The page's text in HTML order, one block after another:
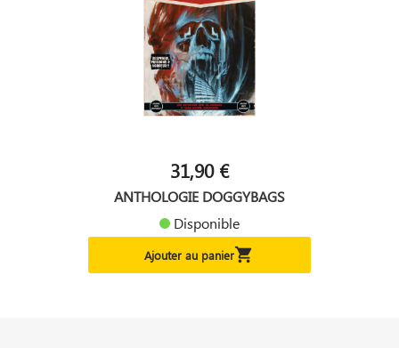
31,90 €
ANTHOLOGIE DOGGYBAGS
Disponible
Ajouter au panier